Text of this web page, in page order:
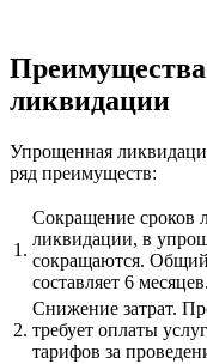
ликвидации
Упрощенная
ряд преимуществ:
1.
Сокращение сроков
ликвидации, в
сокращаются.
составляет 6 месяцев.
2.
Снижение затрат.
требует оплаты
тарифов за